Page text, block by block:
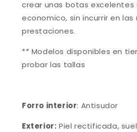
crear unas botas excelentes
economico, sin incurrir en las
prestaciones.
** Modelos disponibles en
probar las tallas
Forro interior: Antisudor
Exterior: Piel rectificada,